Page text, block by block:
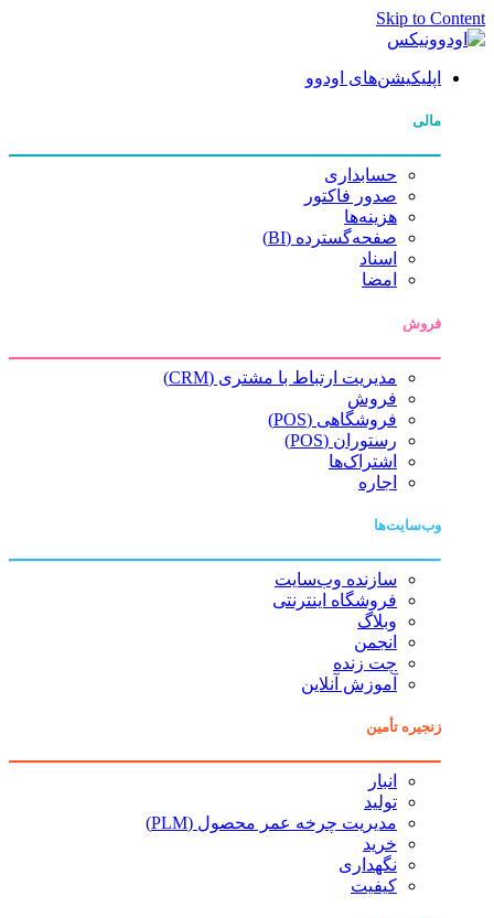
Skip to Content
اپلیکیشن‌های اودوو
مالی
حسابداری
صدور فاکتور
هزینه‌ها
صفحه‌گسترده (BI)
اسناد
امضا
فروش
مدیریت ارتباط با مشتری (CRM)
فروش
فروشگاهی (POS)
رستوران (POS)
اشتراک‌ها
اجاره
وب‌سایت‌ها
سازنده وب‌سایت
فروشگاه اینترنتی
وبلاگ
انجمن
چت زنده
آموزش آنلاین
زنجیره تأمین
انبار
تولید
مدیریت چرخه عمر محصول (PLM)
خرید
نگهداری
کیفیت